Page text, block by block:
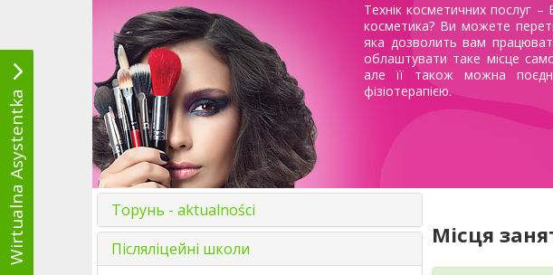
Технік косметичних послуг –
косметика? Ви можете
яка дозволить вам
облаштувати таке місце
але її також можна
фізіотерапією.
Торунь - aktualności
Післяліцейні школи
Місця
Wirtualna Asystentka